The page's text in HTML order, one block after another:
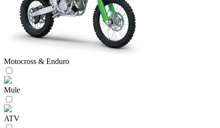
Motocross & Enduro
Mule
ATV